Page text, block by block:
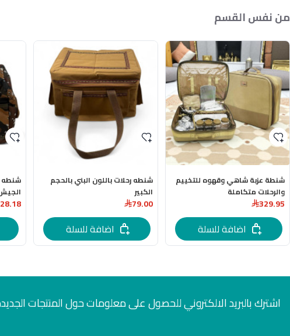
من نفس القسم
شنطة عزبة شاهي وقهوه للتخييم
والرحلات متكاملة
329.95
اضافة للسلة
شنطه رحلات باللون البني بالحجم
الكبير
79.00
اضافة للسلة
شنطه
28.18
اشترك بالبريد الالكتروني للحصول على معلومات حول المنتجات